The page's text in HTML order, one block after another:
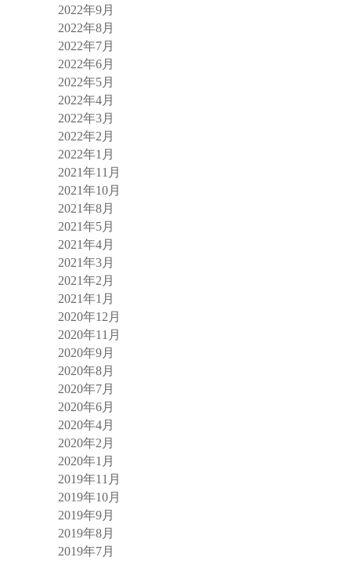
2022年9月
2022年8月
2022年7月
2022年6月
2022年5月
2022年4月
2022年3月
2022年2月
2022年1月
2021年11月
2021年10月
2021年8月
2021年5月
2021年4月
2021年3月
2021年2月
2021年1月
2020年12月
2020年11月
2020年9月
2020年8月
2020年7月
2020年6月
2020年4月
2020年2月
2020年1月
2019年11月
2019年10月
2019年9月
2019年8月
2019年7月